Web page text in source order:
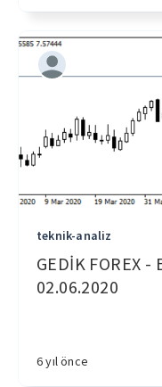
teknik-analiz
GEDİK FOREX -
02.06.2020
6 yıl önce